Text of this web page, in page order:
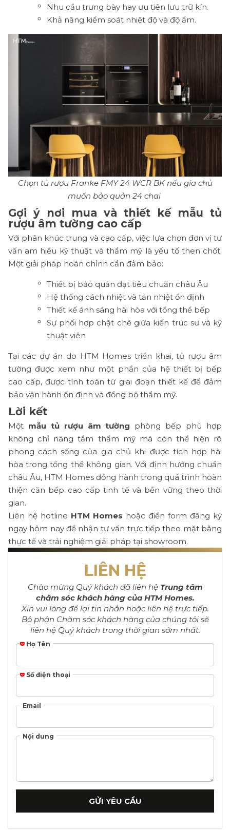
Nhu cầu trưng bày hay ưu tiên lưu trữ kín.
Khả năng kiểm soát nhiệt độ và độ ẩm.
Chọn tủ rượu Franke FMY 24 WCR BK nếu gia chủ
muốn bảo quản 24 chai
Gợi ý nơi mua và thiết kế mẫu tủ
rượu âm tường cao cấp
Với phân khúc trung và cao cấp, việc lựa chọn đơn vị tư
vấn am hiểu kỹ thuật và thẩm mỹ là yếu tố then chốt.
Một giải pháp hoàn chỉnh cần đảm bảo:
Thiết bị bảo quản đạt tiêu chuẩn châu Âu
Hệ thống cách nhiệt và tản nhiệt ổn định
Thiết kế ánh sáng hài hòa với tổng thể bếp
Sự phối hợp chặt chẽ giữa kiến trúc sư và kỹ
thuật viên
Tại các dự án do HTM Homes triển khai, tủ rượu âm
tường được xem như một phần của hệ thiết bị bếp
cao cấp, được tính toán từ giai đoạn thiết kế để đảm
bảo vận hành ổn định và đồng bộ thẩm mỹ.
Lời kết
Một mẫu tủ rượu âm tường phòng bếp phù hợp
không chỉ nâng tầm thẩm mỹ mà còn thể hiện rõ
phong cách sống của gia chủ khi được tích hợp hài
hòa trong tổng thể không gian. Với định hướng chuẩn
châu Âu, HTM Homes đồng hành trong quá trình hoàn
thiện căn bếp cao cấp tinh tế và bền vững theo thời
gian.
Liên hệ hotline HTM Homes hoặc điền form đăng ký
ngay hôm nay để nhận tư vấn trực tiếp theo mặt bằng
thực tế và trải nghiệm giải pháp tại showroom.
LIÊN HỆ
Chào mừng Quý khách đã liên hệ Trung tâm
chăm sóc khách hàng của HTM Homes.
Xin vui lòng để lại tin nhắn hoặc liên hệ trực tiếp.
Bộ phận Chăm sóc khách hàng của chúng tôi sẽ
liên hệ Quý khách trong thời gian sớm nhất.
Họ Tên
Số điện thoại
Email
Nội dung
GỬI YÊU CẦU